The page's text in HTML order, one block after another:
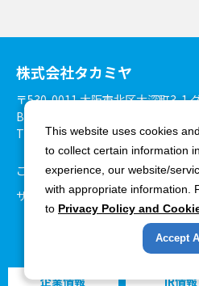
企業情報 IR情報
株式会社タカミヤ
〒530-0011 大阪市北区大深町3-1
B27階
TEL：06-6375-3900 FAX：06-
ご利用環境について
個人情報
サイトマップ
Copyright ©Takamiya Co.,
This website uses cookies
to collect certain information
experience, our website/
with appropriate information.
to Privacy Policy and
Accept All